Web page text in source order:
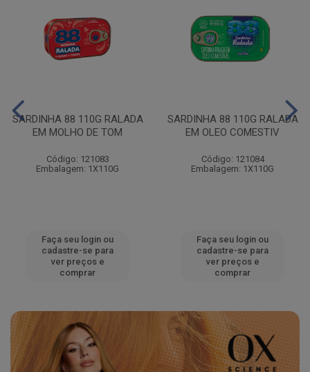
SARDINHA 88 110G RALADA
EM MOLHO DE TOM
Código: 121083
Embalagem: 1X110G
Faça seu login ou
cadastre-se para
ver preços e
comprar
SARDINHA 88 110G RALADA
EM OLEO COMESTIV
Código: 121084
Embalagem: 1X110G
Faça seu login ou
cadastre-se para
ver preços e
comprar